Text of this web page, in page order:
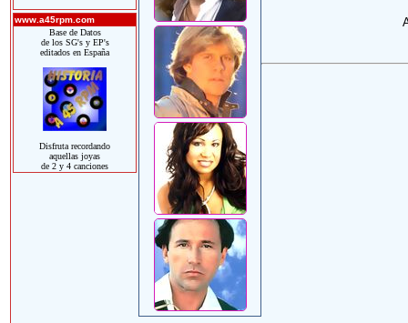
www.a45rpm.com
Base de Datos
de los SG's y EP's
editados en España
Disfruta recordando
aquellas joyas
de 2 y 4 canciones